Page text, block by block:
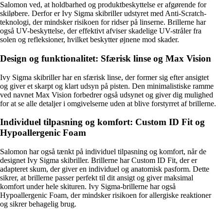
Salomon ved, at holdbarhed og produktbeskyttelse er afgørende for
skiløbere. Derfor er Ivy Sigma skibriller udstyret med Anti-Scratch-
teknologi, der mindsker risikoen for ridser på linserne. Brillerne har
også UV-beskyttelse, der effektivt afviser skadelige UV-stråler fra
solen og refleksioner, hvilket beskytter øjnene mod skader.
Design og funktionalitet: Sfærisk linse og Max Vision
Ivy Sigma skibriller har en sfærisk linse, der former sig efter ansigtet
og giver et skarpt og klart udsyn på pisten. Den minimalistiske ramme
ved navnet Max Vision forbedrer også udsynet og giver dig mulighed
for at se alle detaljer i omgivelserne uden at blive forstyrret af brillerne.
Individuel tilpasning og komfort: Custom ID Fit og
Hypoallergenic Foam
Salomon har også tænkt på individuel tilpasning og komfort, når de
designet Ivy Sigma skibriller. Brillerne har Custom ID Fit, der er
adapteret skum, der giver en individuel og anatomisk pasform. Dette
sikrer, at brillerne passer perfekt til dit ansigt og giver maksimal
komfort under hele skituren. Ivy Sigma-brillerne har også
Hypoallergenic Foam, der mindsker risikoen for allergiske reaktioner
og sikrer behagelig brug.